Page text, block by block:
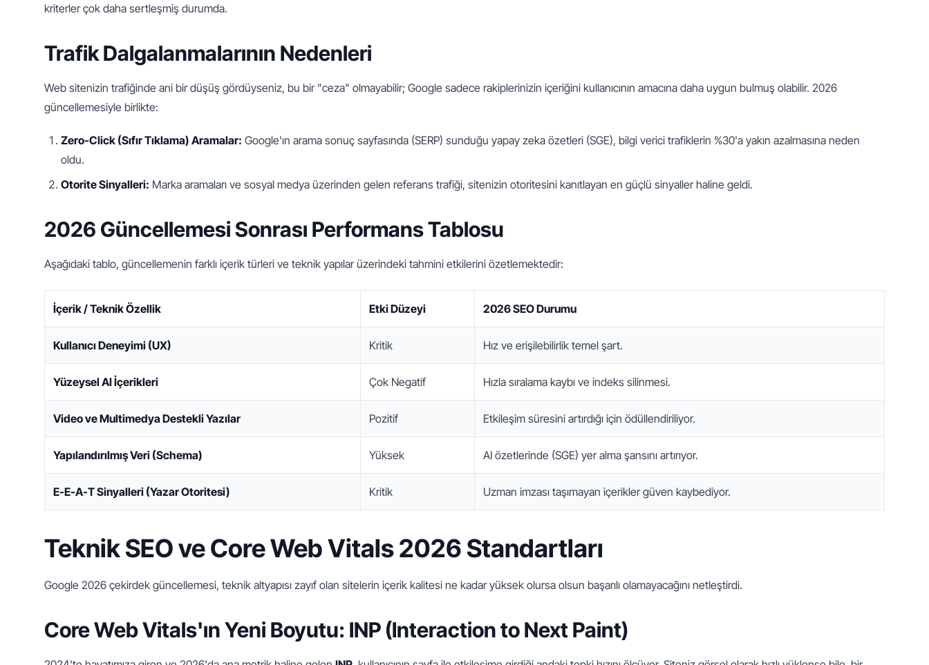
kriterler çok daha sertleşmiş durumda.
Trafik Dalgalanmalarının Nedenleri
Web sitenizin trafiğinde ani bir düşüş gördüyseniz, bu bir "ceza" olmayabilir; Google sadece rakiplerinizin içeriğini kullanıcının amacına daha uygun bulmuş olabilir. 2026
güncellemesiyle birlikte:
Zero-Click (Sıfır Tıklama) Aramalar: Google'ın arama sonuç sayfasında (SERP) sunduğu yapay zeka özetleri (SGE), bilgi verici trafiklerin %30'a yakın azalmasına neden
oldu.
Otorite Sinyalleri: Marka aramaları ve sosyal medya üzerinden gelen referans trafiği, sitenizin otoritesini kanıtlayan en güçlü sinyaller haline geldi.
2026 Güncellemesi Sonrası Performans Tablosu
Aşağıdaki tablo, güncellemenin farklı içerik türleri ve teknik yapılar üzerindeki tahmini etkilerini özetlemektedir:
İçerik / Teknik Özellik Etki Düzeyi 2026 SEO Durumu
Kullanıcı Deneyimi (UX) Kritik Hız ve erişilebilirlik temel şart.
Yüzeysel AI İçerikleri Çok Negatif Hızla sıralama kaybı ve indeks silinmesi.
Video ve Multimedya Destekli Yazılar Pozitif Etkileşim süresini artırdığı için ödüllendiriliyor.
Yapılandırılmış Veri (Schema) Yüksek AI özetlerinde (SGE) yer alma şansını artırıyor.
E-E-A-T Sinyalleri (Yazar Otoritesi) Kritik Uzman imzası taşımayan içerikler güven kaybediyor.
Teknik SEO ve Core Web Vitals 2026 Standartları
Google 2026 çekirdek güncellemesi, teknik altyapısı zayıf olan sitelerin içerik kalitesi ne kadar yüksek olursa olsun başarılı olamayacağını netleştirdi.
Core Web Vitals'ın Yeni Boyutu: INP (Interaction to Next Paint)